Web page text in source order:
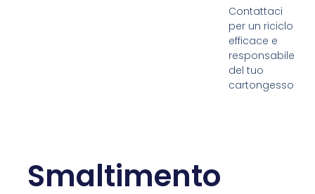
Contattaci
per un riciclo
efficace e
responsabile
del tuo
cartongesso
Smaltimento